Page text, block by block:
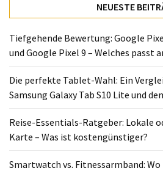
NEUESTE
Tiefgehende Bewertung: Google
und Google Pixel 9 – Welches passt
Die perfekte Tablet-Wahl: Ein
Samsung Galaxy Tab S10 Lite und
Reise-Essentials-Ratgeber: Lokale
Karte – Was ist kostengünstiger?
Smartwatch vs. Fitnessarmband: